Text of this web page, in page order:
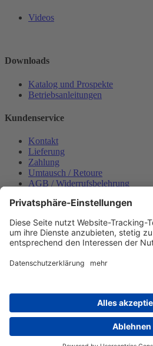
Videos
Downloads
Katalog und Prospekte
Betriebsanleitungen
Kundenservice
Kontakt
Lieferung
Zahlung
Umtausch / Retoure
AGB / Widerrufsbelehrung
Datenschutzerklärung
Bestellung widerrufen
Mein konto
Zahlungsmöglichkeiten